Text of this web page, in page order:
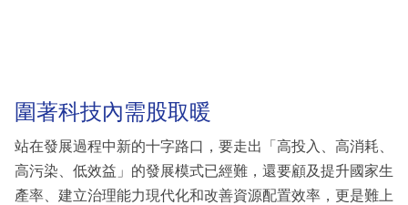
圍著科技內需股取暖
站在發展過程中新的十字路口，要走出「高投入、高消耗、
高污染、低效益」的發展模式已經難，還要顧及提升國家生
產率、建立治理能力現代化和改善資源配置效率，更是難上